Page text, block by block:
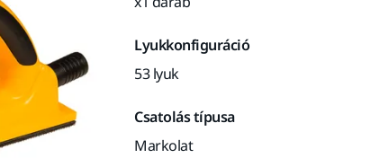
Lyukkonfiguráció
53 lyuk
Csatolás típusa
Markolat